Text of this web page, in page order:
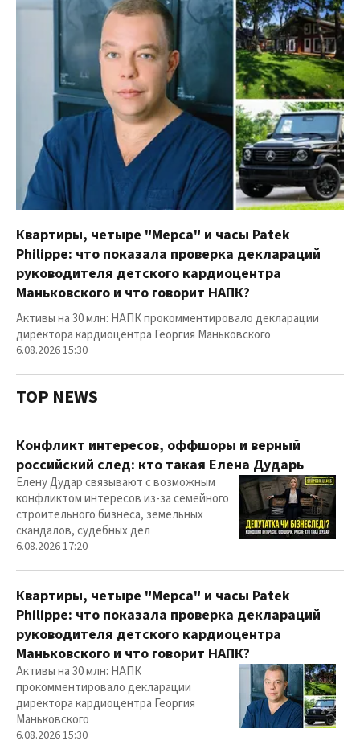
Квартиры, четыре "Мерса" и часы Patek
Philippe: что показала проверка деклараций
руководителя детского кардиоцентра
Маньковского и что говорит НАПК?
Активы на 30 млн: НАПК прокомментировало декларации
директора кардиоцентра Георгия Маньковского
6.08.2026 15:30
TOP NEWS
Конфликт интересов, оффшоры и верный
российский след: кто такая Елена Дударь
Елену Дудар связывают с возможным
конфликтом интересов из-за семейного
строительного бизнеса, земельных
скандалов, судебных дел
6.08.2026 17:20
Квартиры, четыре "Мерса" и часы Patek
Philippe: что показала проверка деклараций
руководителя детского кардиоцентра
Маньковского и что говорит НАПК?
Активы на 30 млн: НАПК
прокомментировало декларации
директора кардиоцентра Георгия
Маньковского
6.08.2026 15:30